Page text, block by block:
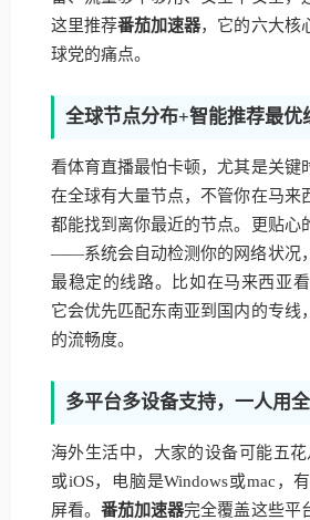
这里推荐番茄加速器，它的六大核
球党的痛点。
全球节点分布+智能推荐最优
看体育直播最怕卡顿，尤其是关键
在全球有大量节点，不管你在马来
都能找到离你最近的节点。更贴心
——系统会自动检测你的网络状况
最稳定的线路。比如在马来西亚看
它会优先匹配东南亚到国内的专线
的流畅度。
多平台多设备支持，一人用
海外生活中，大家的设备可能五
或iOS，电脑是Windows或mac，
屏看。番茄加速器完全覆盖这些平